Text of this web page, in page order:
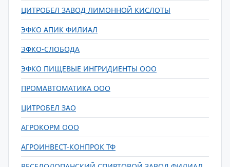
ЦИТРОБЕЛ ЗАВОД ЛИМОННОЙ КИСЛОТЫ
ЭФКО АПИК ФИЛИАЛ
ЭФКО-СЛОБОДА
ЭФКО ПИЩЕВЫЕ ИНГРИДИЕНТЫ ООО
ПРОМАВТОМАТИКА ООО
ЦИТРОБЕЛ ЗАО
АГРОКОРМ ООО
АГРОИНВЕСТ-КОНПРОК ТФ